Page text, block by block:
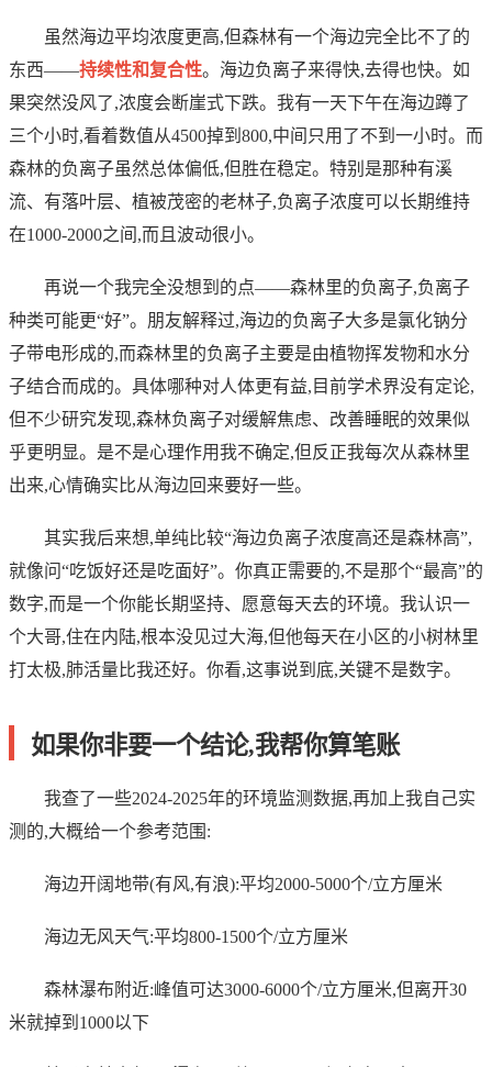
虽然海边平均浓度更高,但森林有一个海边完全比不了的
东西——持续性和复合性。海边负离子来得快,去得也快。如
果突然没风了,浓度会断崖式下跌。我有一天下午在海边蹲了
三个小时,看着数值从4500掉到800,中间只用了不到一小时。而
森林的负离子虽然总体偏低,但胜在稳定。特别是那种有溪
流、有落叶层、植被茂密的老林子,负离子浓度可以长期维持
在1000-2000之间,而且波动很小。
再说一个我完全没想到的点——森林里的负离子,负离子
种类可能更“好”。朋友解释过,海边的负离子大多是氯化钠分
子带电形成的,而森林里的负离子主要是由植物挥发物和水分
子结合而成的。具体哪种对人体更有益,目前学术界没有定论,
但不少研究发现,森林负离子对缓解焦虑、改善睡眠的效果似
乎更明显。是不是心理作用我不确定,但反正我每次从森林里
出来,心情确实比从海边回来要好一些。
其实我后来想,单纯比较“海边负离子浓度高还是森林高”,
就像问“吃饭好还是吃面好”。你真正需要的,不是那个“最高”的
数字,而是一个你能长期坚持、愿意每天去的环境。我认识一
个大哥,住在内陆,根本没见过大海,但他每天在小区的小树林里
打太极,肺活量比我还好。你看,这事说到底,关键不是数字。
如果你非要一个结论,我帮你算笔账
我查了一些2024-2025年的环境监测数据,再加上我自己实
测的,大概给一个参考范围:
海边开阔地带(有风,有浪):平均2000-5000个/立方厘米
海边无风天气:平均800-1500个/立方厘米
森林瀑布附近:峰值可达3000-6000个/立方厘米,但离开30
米就掉到1000以下